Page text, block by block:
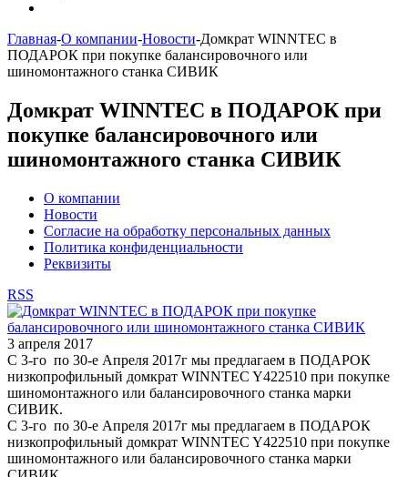
Главная-О компании-Новости-Домкрат WINNTEC в
ПОДАРОК при покупке балансировочного или
шиномонтажного станка СИВИК
Домкрат WINNTEC в ПОДАРОК при
покупке балансировочного или
шиномонтажного станка СИВИК
О компании
Новости
Согласие на обработку персональных данных
Политика конфиденциальности
Реквизиты
RSS
3 апреля 2017
С 3-го по 30-е Апреля 2017г мы предлагаем в ПОДАРОК
низкопрофильный домкрат WINNTEC Y422510 при покупке
шиномонтажного или балансировочного станка марки
СИВИК.
С 3-го по 30-е Апреля 2017г мы предлагаем в ПОДАРОК
низкопрофильный домкрат WINNTEC Y422510 при покупке
шиномонтажного или балансировочного станка марки